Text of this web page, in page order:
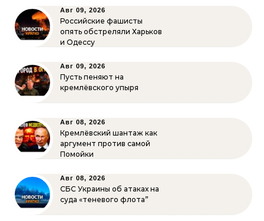
Авг 09, 2026
Российские фашисты
опять обстреляли Харьков
и Одессу
Авг 09, 2026
Пусть пеняют на
кремлёвского упыря
Авг 08, 2026
Кремлёвский шантаж как
аргумент против самой
Помойки
Авг 08, 2026
СБС Украины об атаках на
суда «теневого флота”